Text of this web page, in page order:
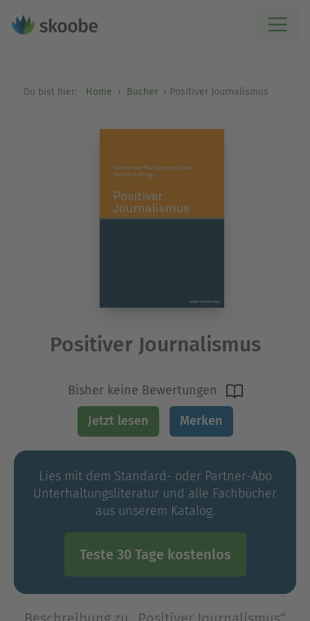
Du bist hier: Home Bücher Positiver Journalismus
Positiver Journalismus
Bisher keine Bewertungen
Jetzt lesen Merken
Lies mit dem Standard- oder Partner-Abo
Unterhaltungs­literatur und alle Fachbücher
aus unserem Katalog.
Teste 30 Tage kostenlos